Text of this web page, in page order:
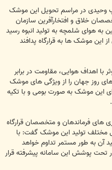
وحیدی در مراسم تحویل این موشک
خلاق و افتخارآفرین سازمان
هوای شلمچه به تولید انبوه رسید
این موشک ها به قرارگاه پدافند
با اهداف هوایی، مقاومت در برابر
روز جهان را از ویژگی های موشک
این موشک به صورت بومی و با تکیه
های فرماندهان و متخصصان قرارگاه
مختلف تولید این موشک گفت: با
آن به طور مستمر تداوم خواهد
پوشش این سامانه پیشرفته قرار